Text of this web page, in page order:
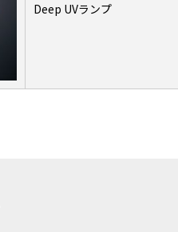
Deep UVランプ